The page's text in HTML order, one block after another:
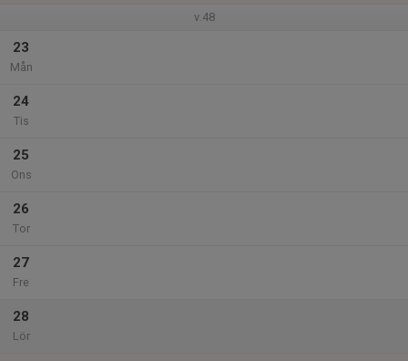
v.48
23
Mån
24
Tis
25
Ons
26
Tor
27
Fre
28
Lör